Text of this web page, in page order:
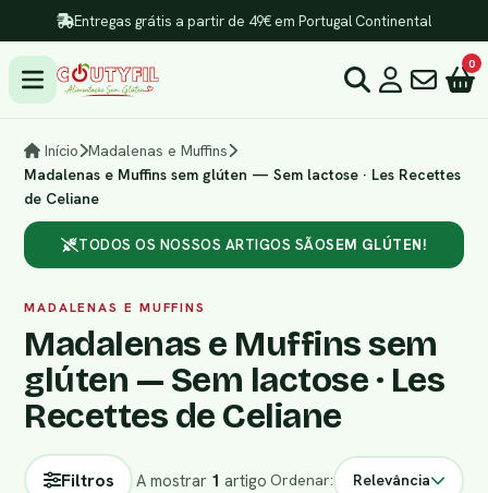
Entregas grátis a partir de 49€ em Portugal Continental
0
Início Madalenas e Muffins
Madalenas e Muffins sem glúten — Sem lactose · Les Recettes
de Celiane
TODOS OS NOSSOS ARTIGOS SÃOSEM GLÚTEN!
MADALENAS E MUFFINS
Madalenas e Muffins sem
glúten — Sem lactose · Les
Recettes de Celiane
Filtros A mostrar 1 artigo Ordenar: Relevância